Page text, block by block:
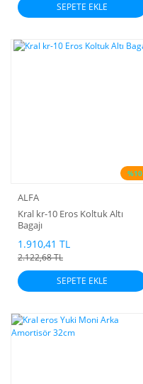
SEPETE EKLE
%10
ALFA
Kral kr-10 Eros Koltuk Altı
Bagajı
1.910,41 TL
2.122,68 TL
SEPETE EKLE